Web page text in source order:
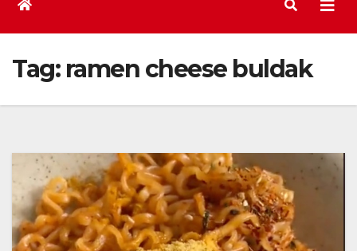
Tag: ramen cheese buldak